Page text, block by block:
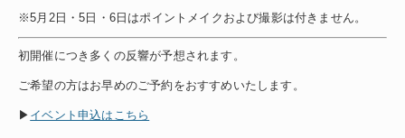
※5月2日・5日・6日はポイントメイクおよび撮影は付きません。
初開催につき多くの反響が予想されます。
ご希望の方はお早めのご予約をおすすめいたします。
▶ イベント申込はこちら